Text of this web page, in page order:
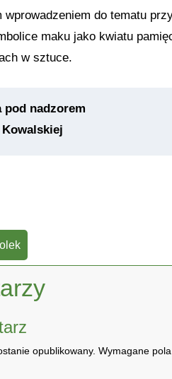
wprowadzeniem do tematu
maku jako kwiatu
w sztuce.
pod nadzorem
opublikowany. Wymagane